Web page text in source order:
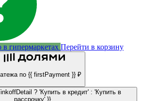
в гипермаркетах Перейти в корзину
по {{ firstPayment }} ₽
? 'Купить в кредит' : 'Купить в
рассрочку' }}